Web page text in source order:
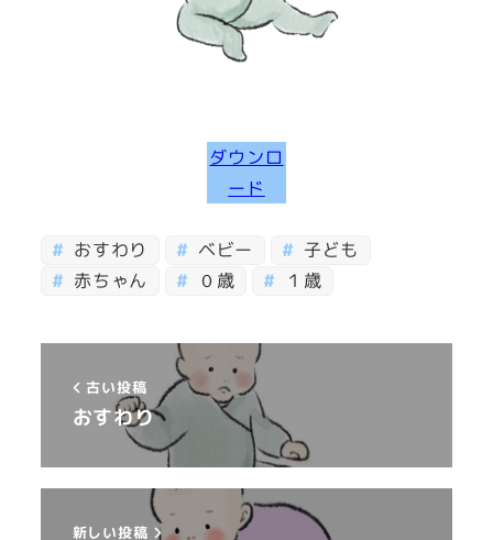
ダウンロ
ード
おすわり ベビー
子ども
赤ちゃん
０歳 １歳
古い投稿
おすわり
新しい投稿